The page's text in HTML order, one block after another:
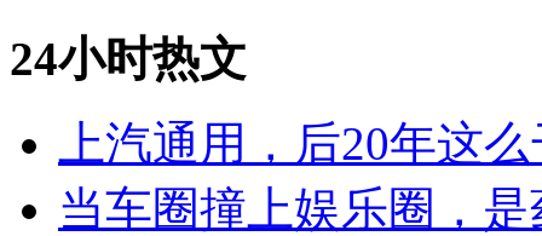
24小时热文
上汽通用，后20年这
当车圈撞上娱乐圈，